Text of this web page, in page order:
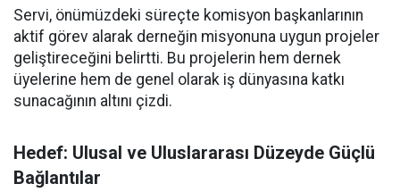
Servi, önümüzdeki süreçte komisyon başkanlarının
aktif görev alarak derneğin misyonuna uygun projeler
geliştireceğini belirtti. Bu projelerin hem dernek
üyelerine hem de genel olarak iş dünyasına katkı
sunacağının altını çizdi.
Hedef: Ulusal ve Uluslararası Düzeyde Güçlü
Bağlantılar